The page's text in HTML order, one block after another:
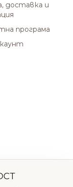
доставка и
програма